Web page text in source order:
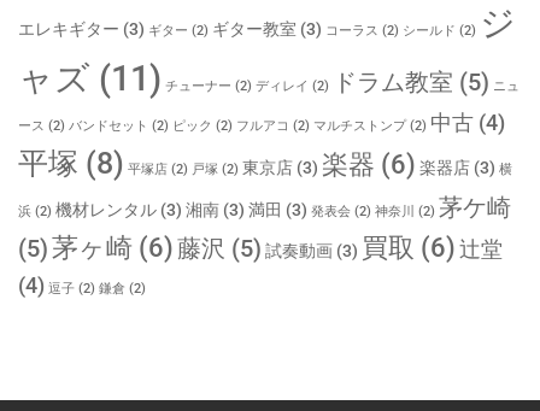
エレキギター (3) ギター (2) ギター教室 (3) コーラス (2) シールド (2) ジ
ャズ (11) チューナー (2) ディレイ (2) ドラム教室 (5) ニュ
ース (2) バンドセット (2) ピック (2) フルアコ (2) マルチストンプ(2) 中古 (4)
平塚 (8) 平塚店 (2) 戸塚 (2) 東京店 (3) 楽器 (6) 楽器店 (3) 横
浜 (2) 機材レンタル (3) 湘南 (3) 満田 (3) 発表会 (2) 神奈川 (2) 茅ケ崎
(5)茅ヶ崎 (6)藤沢 (5) 試奏動画 (3) 買取 (6) 辻堂
(4) 逗子 (2) 鎌倉 (2)